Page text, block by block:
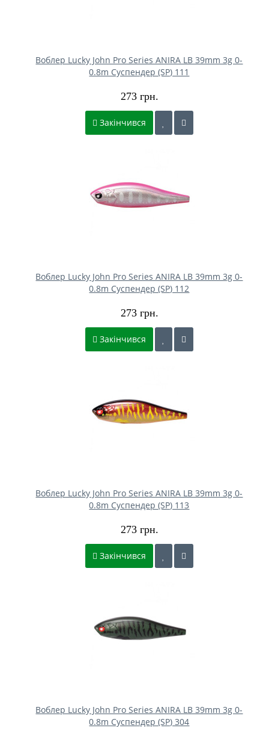
Воблер Lucky John Pro Series ANIRA LB 39mm 3g 0-
0.8m Cуспендер (SP) 111
273 грн.
Закінчився
Воблер Lucky John Pro Series ANIRA LB 39mm 3g 0-
0.8m Cуспендер (SP) 112
273 грн.
Закінчився
Воблер Lucky John Pro Series ANIRA LB 39mm 3g 0-
0.8m Cуспендер (SP) 113
273 грн.
Закінчився
Воблер Lucky John Pro Series ANIRA LB 39mm 3g 0-
0.8m Cуспендер (SP) 304